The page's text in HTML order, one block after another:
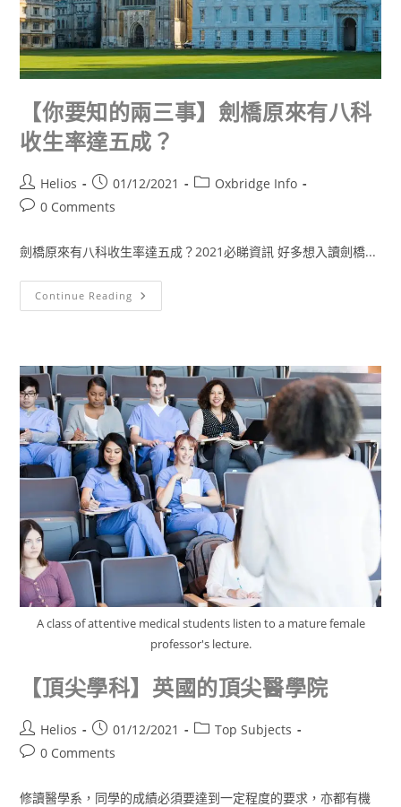
【你要知的兩三事】劍橋原來有八科
收生率達五成？
Helios 01/12/2021
Oxbridge Info
0 Comments
劍橋原來有八科收生率達五成？2021必睇資訊 好多想入讀劍橋...
Continue Reading
A class of attentive medical students listen to a mature female
professor's lecture.
【頂尖學科】英國的頂尖醫學院
Helios 01/12/2021
Top Subjects
0 Comments
修讀醫學系，同學的成績必須要達到一定程度的要求，亦都有機